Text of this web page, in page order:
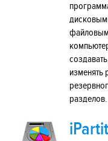
изменять
разделов.